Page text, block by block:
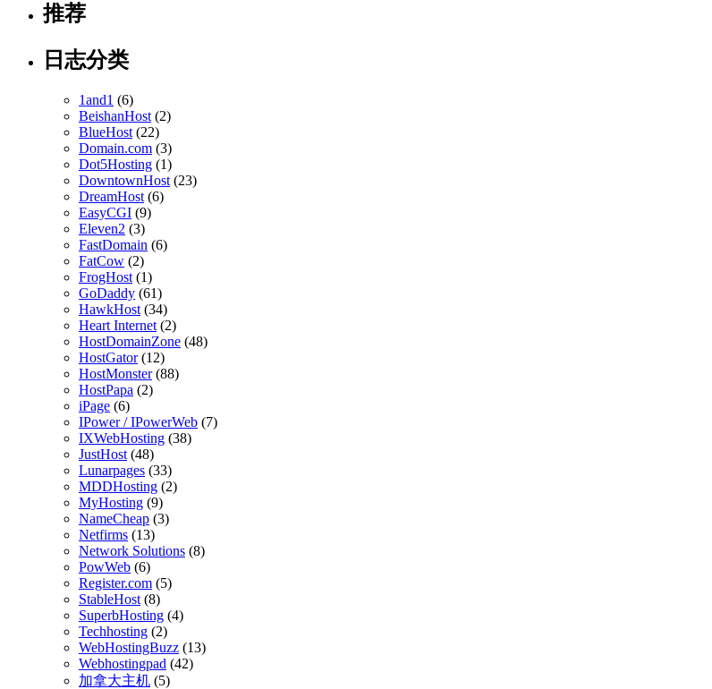
推荐
日志分类
1and1 (6)
BeishanHost (2)
BlueHost (22)
Domain.com (3)
Dot5Hosting (1)
DowntownHost (23)
DreamHost (6)
EasyCGI (9)
Eleven2 (3)
FastDomain (6)
FatCow (2)
FrogHost (1)
GoDaddy (61)
HawkHost (34)
Heart Internet (2)
HostDomainZone (48)
HostGator(12)
HostMonster(88)
HostPapa (2)
iPage (6)
IPower / IPowerWeb (7)
IXWebHosting (38)
JustHost (48)
Lunarpages (33)
MDDHosting (2)
MyHosting (9)
NameCheap (3)
Netfirms (13)
Network Solutions (8)
PowWeb (6)
Register.com (5)
StableHost (8)
SuperbHosting (4)
Techhosting (2)
WebHostingBuzz (13)
Webhostingpad (42)
加拿大主机 (5)